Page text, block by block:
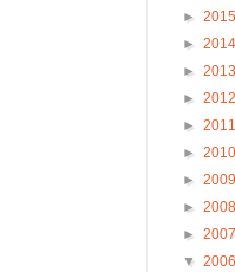
► 2015
► 2014
► 2013
► 2012
► 2011
► 2010
► 2009
► 2008
► 2007
▼ 2006